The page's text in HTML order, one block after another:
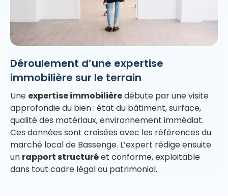
Déroulement d’une expertise
immobilière sur le terrain
Une expertise immobilièredébute par une visite
approfondie du bien : état du bâtiment, surface,
qualité des matériaux, environnement immédiat.
Ces données sont croisées avec les références du
marché local de Bassenge. L’expert rédige ensuite
un rapport structuréet conforme, exploitable
dans tout cadre légal ou patrimonial.